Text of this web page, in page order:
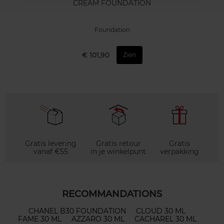
CREAM FOUNDATION
Foundation
€ 101,90 Zien
Gratis levering
vanaf €55
Gratis retour
in je winkelpunt
Gratis
verpakking
RECOMMANDATIONS
CHANEL B30 FOUNDATION
CLOUD 30 ML
FAME 30 ML
AZZARO 30 ML
CACHAREL 30 ML